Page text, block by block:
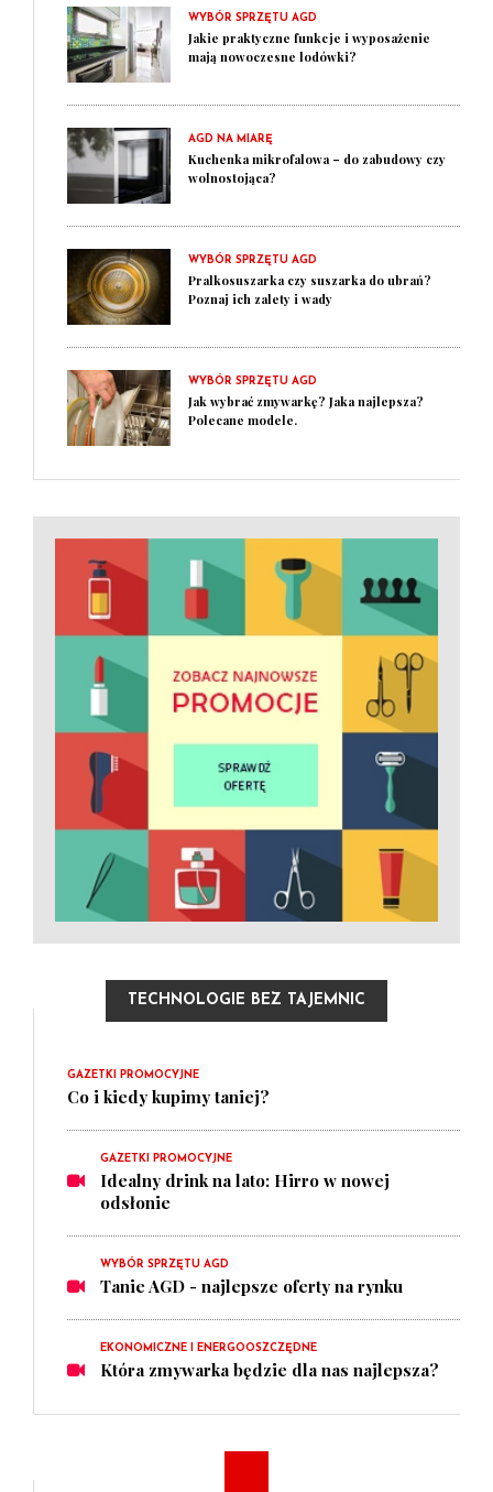
WYBÓR SPRZĘTU AGD
Jakie praktyczne funkcje i wyposażenie
mają nowoczesne lodówki?
AGD NA MIARĘ
Kuchenka mikrofalowa – do zabudowy czy
wolnostojąca?
WYBÓR SPRZĘTU AGD
Pralkosuszarka czy suszarka do ubrań?
Poznaj ich zalety i wady
WYBÓR SPRZĘTU AGD
Jak wybrać zmywarkę? Jaka najlepsza?
Polecane modele.
TECHNOLOGIE BEZ TAJEMNIC
GAZETKI PROMOCYJNE
Co i kiedy kupimy taniej?
GAZETKI PROMOCYJNE
Idealny drink na lato: Hirro w nowej
odsłonie
WYBÓR SPRZĘTU AGD
Tanie AGD - najlepsze oferty na rynku
EKONOMICZNE I ENERGOOSZCZĘDNE
Która zmywarka będzie dla nas najlepsza?